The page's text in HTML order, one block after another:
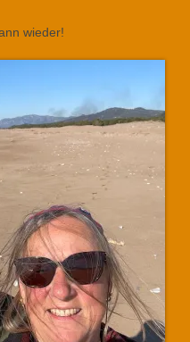
wieder!